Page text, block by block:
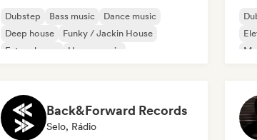
Dubstep Bass music
Dance music
Deep house
Funky / Jackin House
Future house
House music
Back&Forward Records
Selo, Rádio